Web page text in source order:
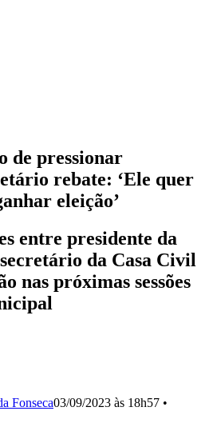
de pressionar
rebate: ‘Ele quer
eleição’
entre presidente da
da Casa Civil
nas próximas sessões
Fonseca03/09/2023 às 18h57 •